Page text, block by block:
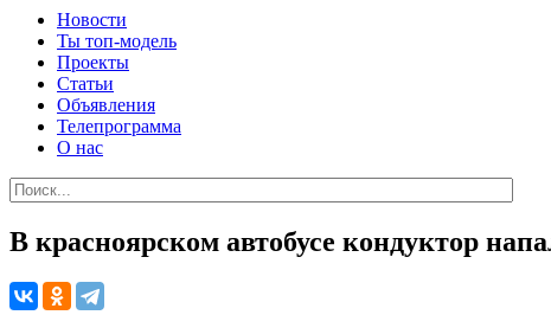
Новости
Ты топ-модель
Проекты
Статьи
Объявления
Телепрограмма
О нас
В красноярском автобусе кондуктор